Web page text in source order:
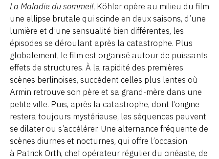
La Maladie du sommeil, Köhler opère au milieu du film
une ellipse brutale qui scinde en deux saisons, d’une
lumière et d’une sensualité bien différentes, les
épisodes se déroulant après la catastrophe. Plus
globalement, le film est organisé autour de puissants
effets de structures. À la rapidité des premières
scènes berlinoises, succèdent celles plus lentes où
Armin retrouve son père et sa grand-mère dans une
petite ville. Puis, après la catastrophe, dont l’origine
restera toujours mystérieuse, les séquences peuvent
se dilater ou s’accélérer. Une alternance fréquente de
scènes diurnes et nocturnes, qui offre l’occasion
à Patrick Orth, chef opérateur régulier du cinéaste, de